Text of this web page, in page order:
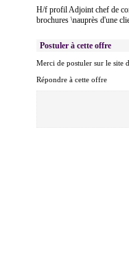
H/f profil Adjoint chef de
brochures \nauprès d'une
Postuler à cette offre
Merci de postuler sur le site
Répondre à cette offre